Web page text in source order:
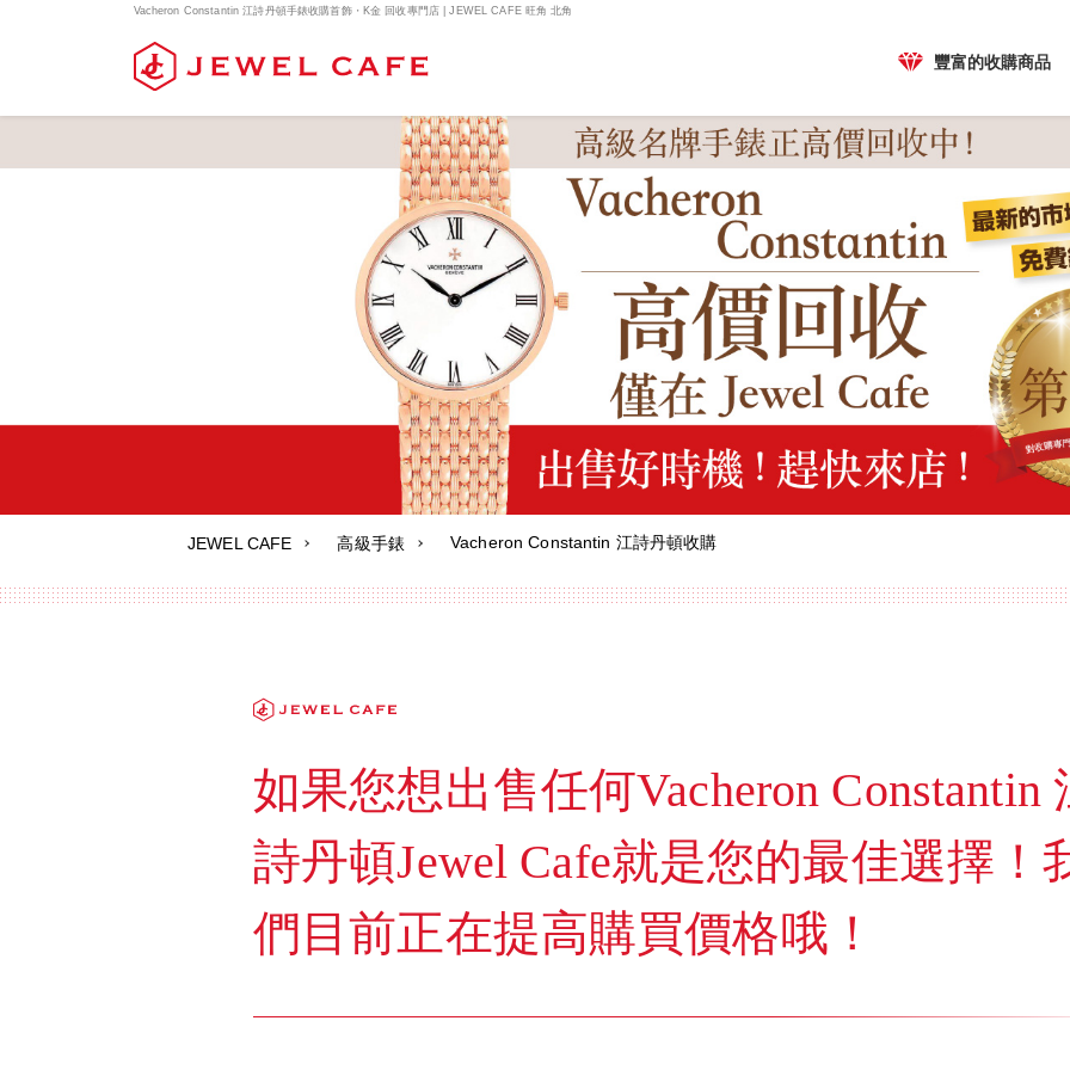
Vacheron Constantin 江詩丹頓手錶收購首飾・K金 回收專門店 | JEWEL CAFE 旺角 北角
豐富的收購商品
JEWEL CAFE 高級手錶 Vacheron Constantin 江詩丹頓收購
如果您想出售任何Vacheron Constantin
詩丹頓Jewel Cafe就是您的最佳選擇！
們目前正在提高購買價格哦！